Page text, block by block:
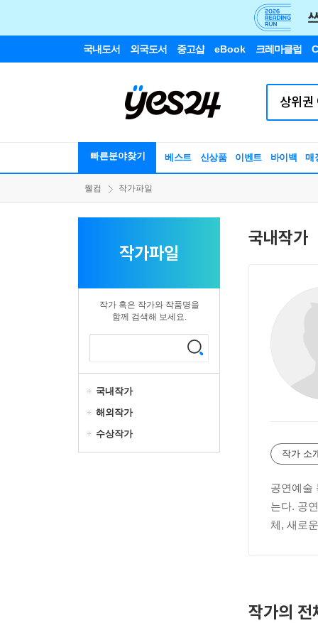
국내도서 외국도서 중고샵 eBook 크레마클럽
빠른분야찾기 베스트 신상품 이벤트 바이백 매
웰컴 작가파일
작가파일
작가 혹은 작가와 작품명을
함께 검색해 보세요.
국내작가
해외작가
수상작가
국내작가
작가 소
공연예술
는다. 공
체, 새로
작가의 전